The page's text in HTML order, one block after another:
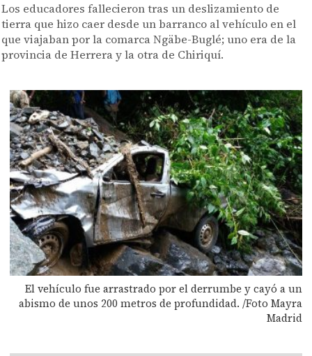
Los educadores fallecieron tras un deslizamiento de
tierra que hizo caer desde un barranco al vehículo en el
que viajaban por la comarca Ngäbe-Buglé; uno era de la
provincia de Herrera y la otra de Chiriquí.
El vehículo fue arrastrado por el derrumbe y cayó a un
abismo de unos 200 metros de profundidad. /Foto Mayra
Madrid